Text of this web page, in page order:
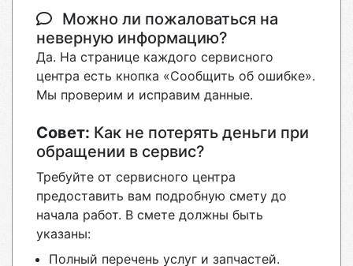
Можно ли пожаловаться на
неверную информацию?
Да. На странице каждого сервисного
центра есть кнопка «Сообщить об ошибке».
Мы проверим и исправим данные.
Совет: Как не потерять деньги при
обращении в сервис?
Требуйте от сервисного центра
предоставить вам подробную смету до
начала работ. В смете должны быть
указаны:
Полный перечень услуг и запчастей.